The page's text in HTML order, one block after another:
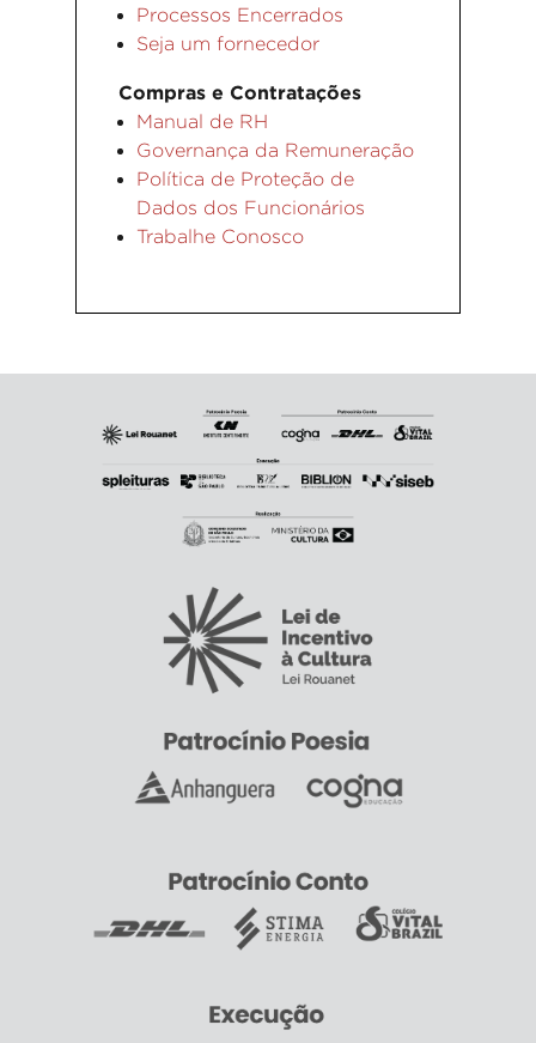
Processos Encerrados
Seja um fornecedor
Compras e Contratações
Manual de RH
Governança da Remuneração
Política de Proteção de
Dados dos Funcionários
Trabalhe Conosco